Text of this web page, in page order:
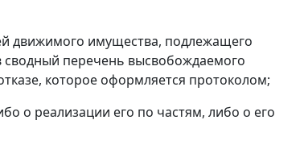
движимого имущества, подлежащего
перечень высвобождаемого
которое оформляется протоколом;
о реализации его по частям, либо о его